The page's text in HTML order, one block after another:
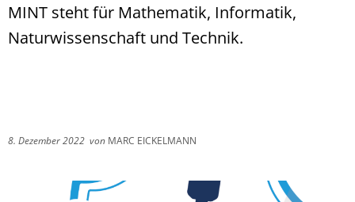
MINT steht für Mathematik, Informatik,
Naturwissenschaft und Technik.
8. Dezember 2022 von MARC EICKELMANN